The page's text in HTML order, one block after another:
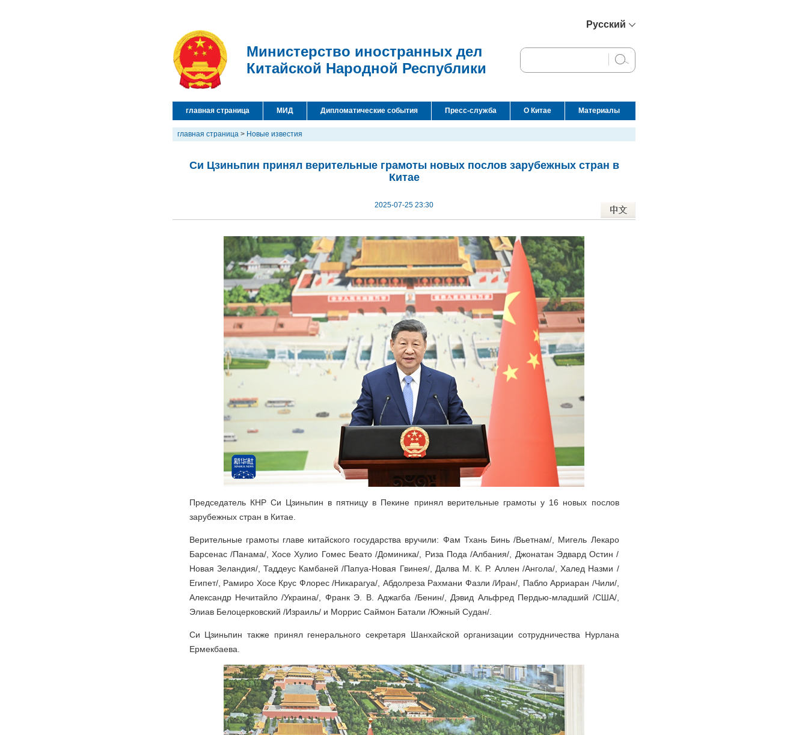
Русский
English
Español
عربي
Министерство иностранных дел
Китайской Народной Республики
главная страница МИД Дипломатические события Пресс-служба О Китае Материалы
главная страница > Новые известия
Си Цзиньпин принял верительные грамоты новых послов зарубежных стран в
Китае
2025-07-25 23:30
Председатель КНР Си Цзиньпин в пятницу в Пекине принял верительные грамоты у 16 новых послов
зарубежных стран в Китае.
Верительные грамоты главе китайского государства вручили: Фам Тхань Бинь /Вьетнам/, Мигель Лекаро
Барсенас /Панама/, Хосе Хулио Гомес Беато /Доминика/, Риза Пода /Албания/, Джонатан Эдвард Остин /
Новая Зеландия/, Таддеус Камбаней /Папуа-Новая Гвинея/, Далва М. К. Р. Аллен /Ангола/, Халед Назми /
Египет/, Рамиро Хосе Крус Флорес /Никарагуа/, Абдолреза Рахмани Фазли /Иран/, Пабло Арриаран /Чили/,
Александр Нечитайло /Украина/, Франк Э. В. Аджагба /Бенин/, Дэвид Альфред Пердью-младший /США/,
Элиав Белоцерковский /Израиль/ и Моррис Саймон Батали /Южный Судан/.
Си Цзиньпин также принял генерального секретаря Шанхайской организации сотрудничества Нурлана
Ермекбаева.